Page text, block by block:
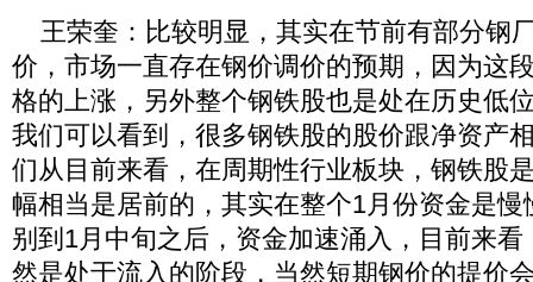
王荣奎：比较明显，其实在节前有部分钢
价，市场一直存在钢价调价的预期，因为这
格的上涨，另外整个钢铁股也是处在历史低
我们可以看到，很多钢铁股的股价跟净资产
们从目前来看，在周期性行业板块，钢铁股
幅相当是居前的，其实在整个1月份资金是
别到1月中旬之后，资金加速涌入，目前来
然是处于流入的阶段，当然短期钢价的提价